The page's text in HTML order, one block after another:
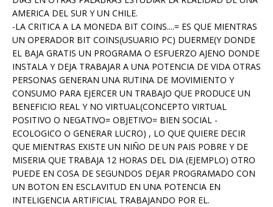
AMERICA DEL SUR Y UN CHILE.
-LA CRITICA A LA MONEDA BIT COINS....= ES QUE MIENTRAS
UN OPERADOR BIT COINS(USUARIO PC) DUERME(Y DONDE
EL BAJA GRATIS UN PROGRAMA O ESFUERZO AJENO DONDE
INSTALA Y DEJA TRABAJAR A UNA POTENCIA DE VIDA OTRAS
PERSONAS GENERAN UNA RUTINA DE MOVIMIENTO Y
CONSUMO PARA EJERCER UN TRABAJO QUE PRODUCE UN
BENEFICIO REAL Y NO VIRTUAL(CONCEPTO VIRTUAL
POSITIVO O NEGATIVO= OBJETIVO= BIEN SOCIAL -
ECOLOGICO O GENERAR LUCRO) , LO QUE QUIERE DECIR
QUE MIENTRAS EXISTE UN NIÑO DE UN PAIS POBRE Y DE
MISERIA QUE TRABAJA 12 HORAS DEL DIA (EJEMPLO) OTRO
PUEDE EN COSA DE SEGUNDOS DEJAR PROGRAMADO CON
UN BOTON EN ESCLAVITUD EN UNA POTENCIA EN
INTELIGENCIA ARTIFICIAL TRABAJANDO POR EL.